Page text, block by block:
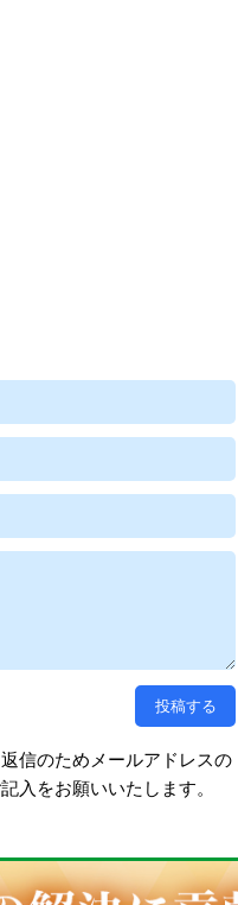
信のためメールアドレスの
入をお願いいたします。